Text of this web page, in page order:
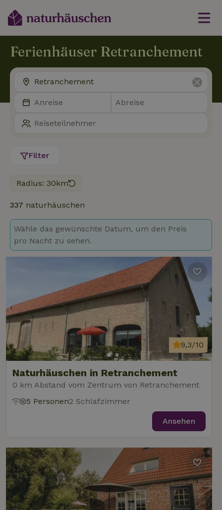
Ferienhäuser Retranchement
Filter
Radius: 30km
337 naturhäuschen
Wähle das gewünschte Datum, um den Preis
pro Nacht zu sehen.
Naturhäuschen in Retranchement
0 km Abstand vom Zentrum von Retranchement
9,3/10
5 Personen2 Schlafzimmer
Ansehen